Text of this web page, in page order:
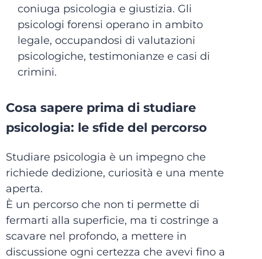
coniuga psicologia e giustizia. Gli
psicologi forensi operano in ambito
legale, occupandosi di valutazioni
psicologiche, testimonianze e casi di
crimini.
Cosa sapere prima di studiare
psicologia: le sfide del percorso
Studiare psicologia è un impegno che
richiede dedizione, curiosità e una mente
aperta.
È un percorso che non ti permette di
fermarti alla superficie, ma ti costringe a
scavare nel profondo, a mettere in
discussione ogni certezza che avevi fino a